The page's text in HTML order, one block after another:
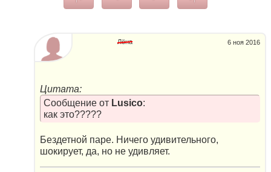
6 ноя 2016
Лёна
Цитата:
Сообщение от Lusico:
как это?????
Бездетной паре. Ничего удивительного,
шокирует, да, но не удивляет.